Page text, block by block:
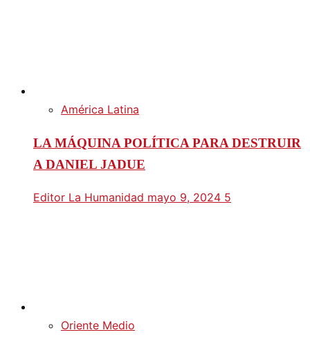
América Latina
LA MÁQUINA POLÍTICA PARA DESTRUIR
A DANIEL JADUE
Editor La Humanidad mayo 9, 2024 5
Oriente Medio